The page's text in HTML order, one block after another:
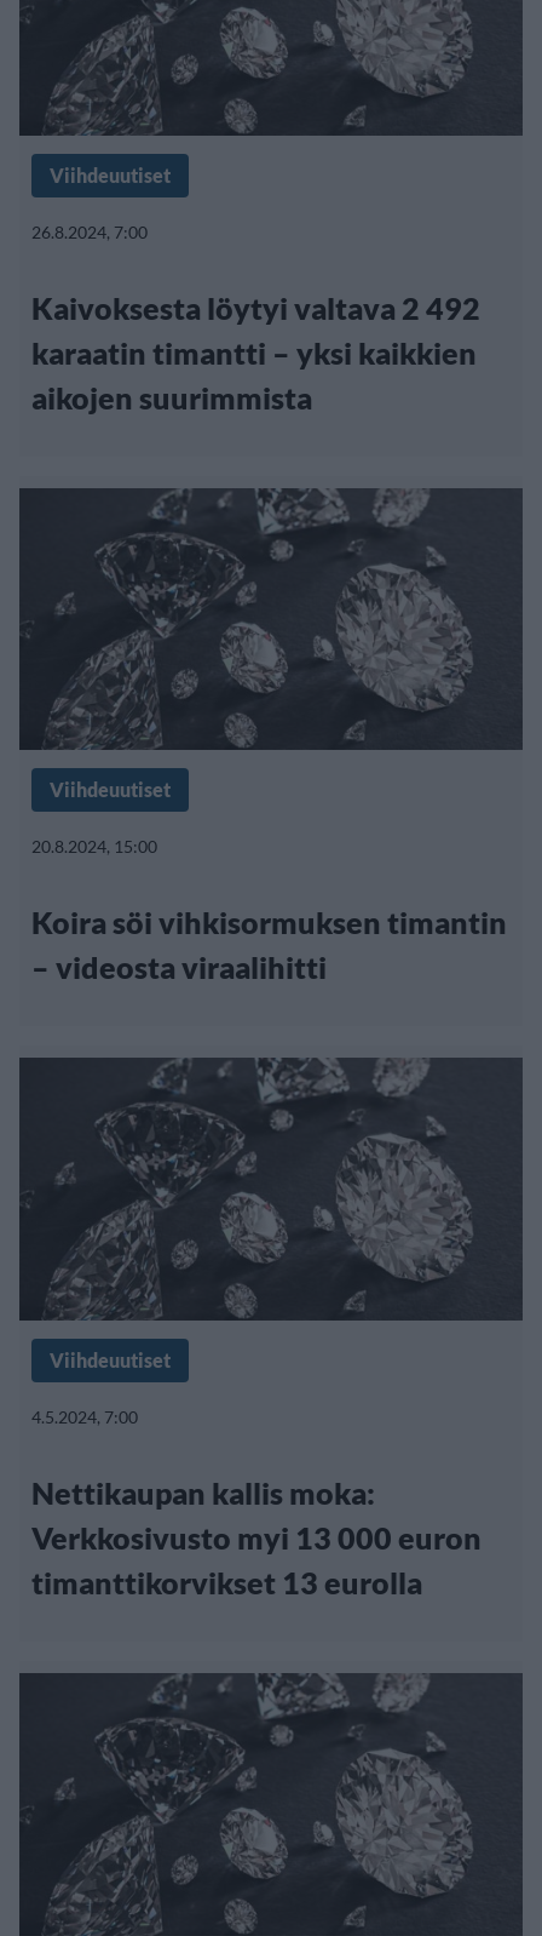
Viihdeuutiset
26.8.2024, 7:00
Kaivoksesta löytyi valtava 2 492
karaatin timantti – yksi kaikkien
aikojen suurimmista
Viihdeuutiset
20.8.2024, 15:00
Koira söi vihkisormuksen timantin
– videosta viraalihitti
Viihdeuutiset
4.5.2024, 7:00
Nettikaupan kallis moka:
Verkkosivusto myi 13 000 euron
timanttikorvikset 13 eurolla